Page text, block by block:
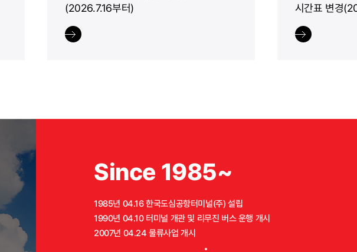
(2026.7.16부터)
시간표 변경
Since 1985~
1985년 04.16 한국도심공항터미널(주) 설립
1990년 04.10 터미널 개관 및 리무진 버스 운행 개시
2007년 04.24 물류사업 개시